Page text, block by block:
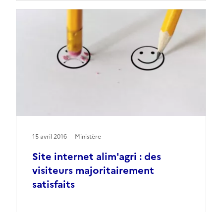
Site internet alim'agri : des
visiteurs majoritairement
satisfaits
15 avril 2016 Ministère